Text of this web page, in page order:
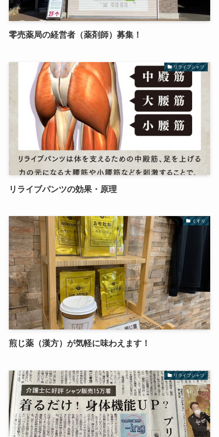
零売薬局の経営者（薬剤師）募集！
リライブシャツ
リライブパンツの効果・原理
くすり
煎じ薬（漢方）が気軽に味わえます！
リライブシャツ